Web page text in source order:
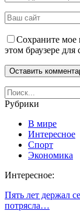
Сохраните мое
этом браузере
Рубрики
В мире
Интересное
Спорт
Экономика
Интересное:
Пять лет держал
потрясла…